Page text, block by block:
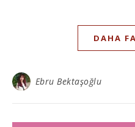
DAHA
Ebru Bektaşoğlu